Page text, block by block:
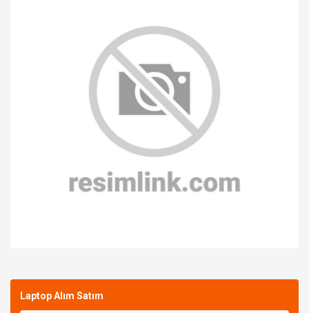
Laptop Alım Satım